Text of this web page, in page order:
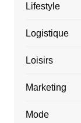
Lifestyle
Logistique
Loisirs
Marketing
Mode